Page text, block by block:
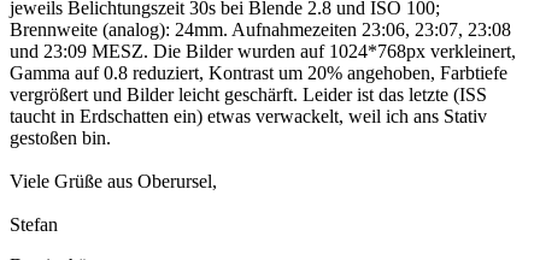
jeweils Belichtungszeit 30s bei Blende 2.8 und ISO 100;
Brennweite (analog): 24mm. Aufnahmezeiten 23:06, 23:07, 23:08
und 23:09 MESZ. Die Bilder wurden auf 1024*768px verkleinert,
Gamma auf 0.8 reduziert, Kontrast um 20% angehoben, Farbtiefe
vergrößert und Bilder leicht geschärft. Leider ist das letzte (ISS
taucht in Erdschatten ein) etwas verwackelt, weil ich ans Stativ
gestoßen bin.
Viele Grüße aus Oberursel,
Stefan